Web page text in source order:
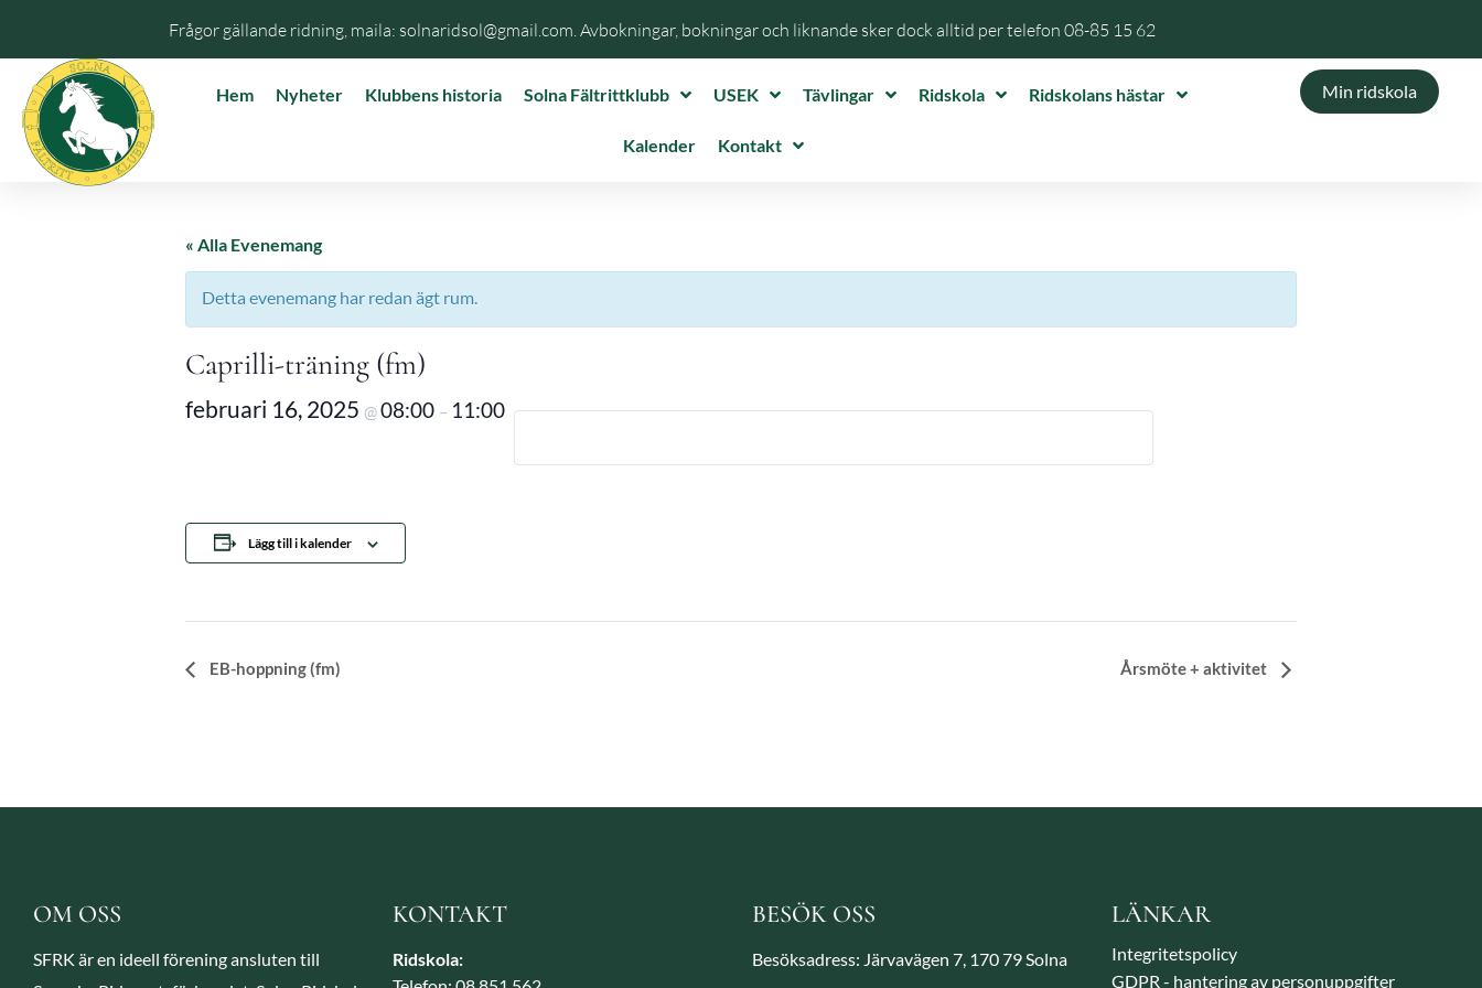
Frågor gällande ridning, maila: solnaridsol@gmail.com. Avbokningar, bokningar och liknande sker dock alltid per telefon 08-85 15 62
Hem Nyheter Klubbens historia Solna Fältrittklubb USEK Tävlingar Ridskola Ridskolans hästar
Kalender Kontakt
Min ridskola
« Alla Evenemang
Detta evenemang har redan ägt rum.
Caprilli-träning (fm)
februari 16, 2025 @08:00 – 11:00
Lägg till i kalender
Evenemang-
EB-hoppning (fm) Årsmöte + aktivitet
OM OSS
SFRK är en ideell förening ansluten till
KONTAKT
Ridskola:
BESÖK OSS
Besöksadress: Järvavägen 7, 170 79 Solna
LÄNKAR
Integritetspolicy
GDPR - hantering av personuppgifter